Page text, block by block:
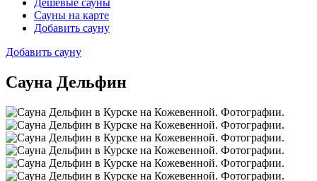
Дешевые сауны
Сауны на карте
Добавить сауну
Добавить сауну
Сауна Дельфин